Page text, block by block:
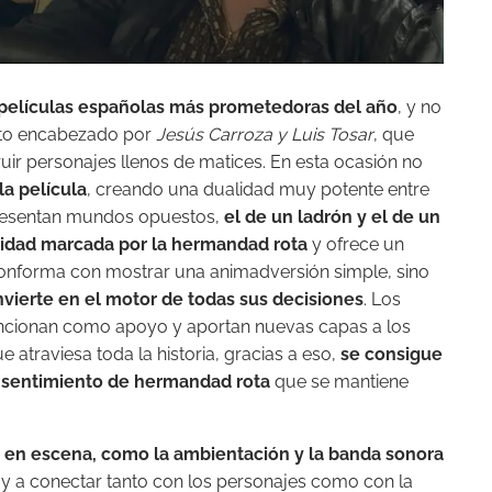
españolas más prometedoras del año, y no
encabezado por Jesús Carroza y Luis Tosar, que
personajes llenos de matices. En esta ocasión no
película, creando una dualidad muy potente entre
mundos opuestos, el de un ladrón y el de un
marcada por la hermandad rota y ofrece un
con mostrar una animadversión simple, sino
en el motor de todas sus decisiones. Los
como apoyo y aportan nuevas capas a los
atraviesa toda la historia, gracias a eso, se consigue
de hermandad rota que se mantiene
escena, como la ambientación y la banda sonora
a conectar tanto con los personajes como con la